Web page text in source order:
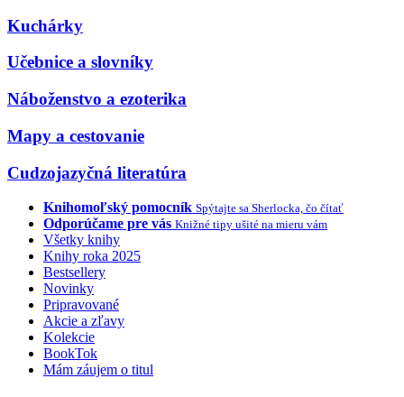
Kuchárky
Učebnice a slovníky
Náboženstvo a ezoterika
Mapy a cestovanie
Cudzojazyčná literatúra
Knihomoľský pomocník Spýtajte sa Sherlocka, čo čítať
Odporúčame pre vás Knižné tipy ušité na mieru vám
Všetky knihy
Knihy roka 2025
Bestsellery
Novinky
Pripravované
Akcie a zľavy
Kolekcie
BookTok
Mám záujem o titul